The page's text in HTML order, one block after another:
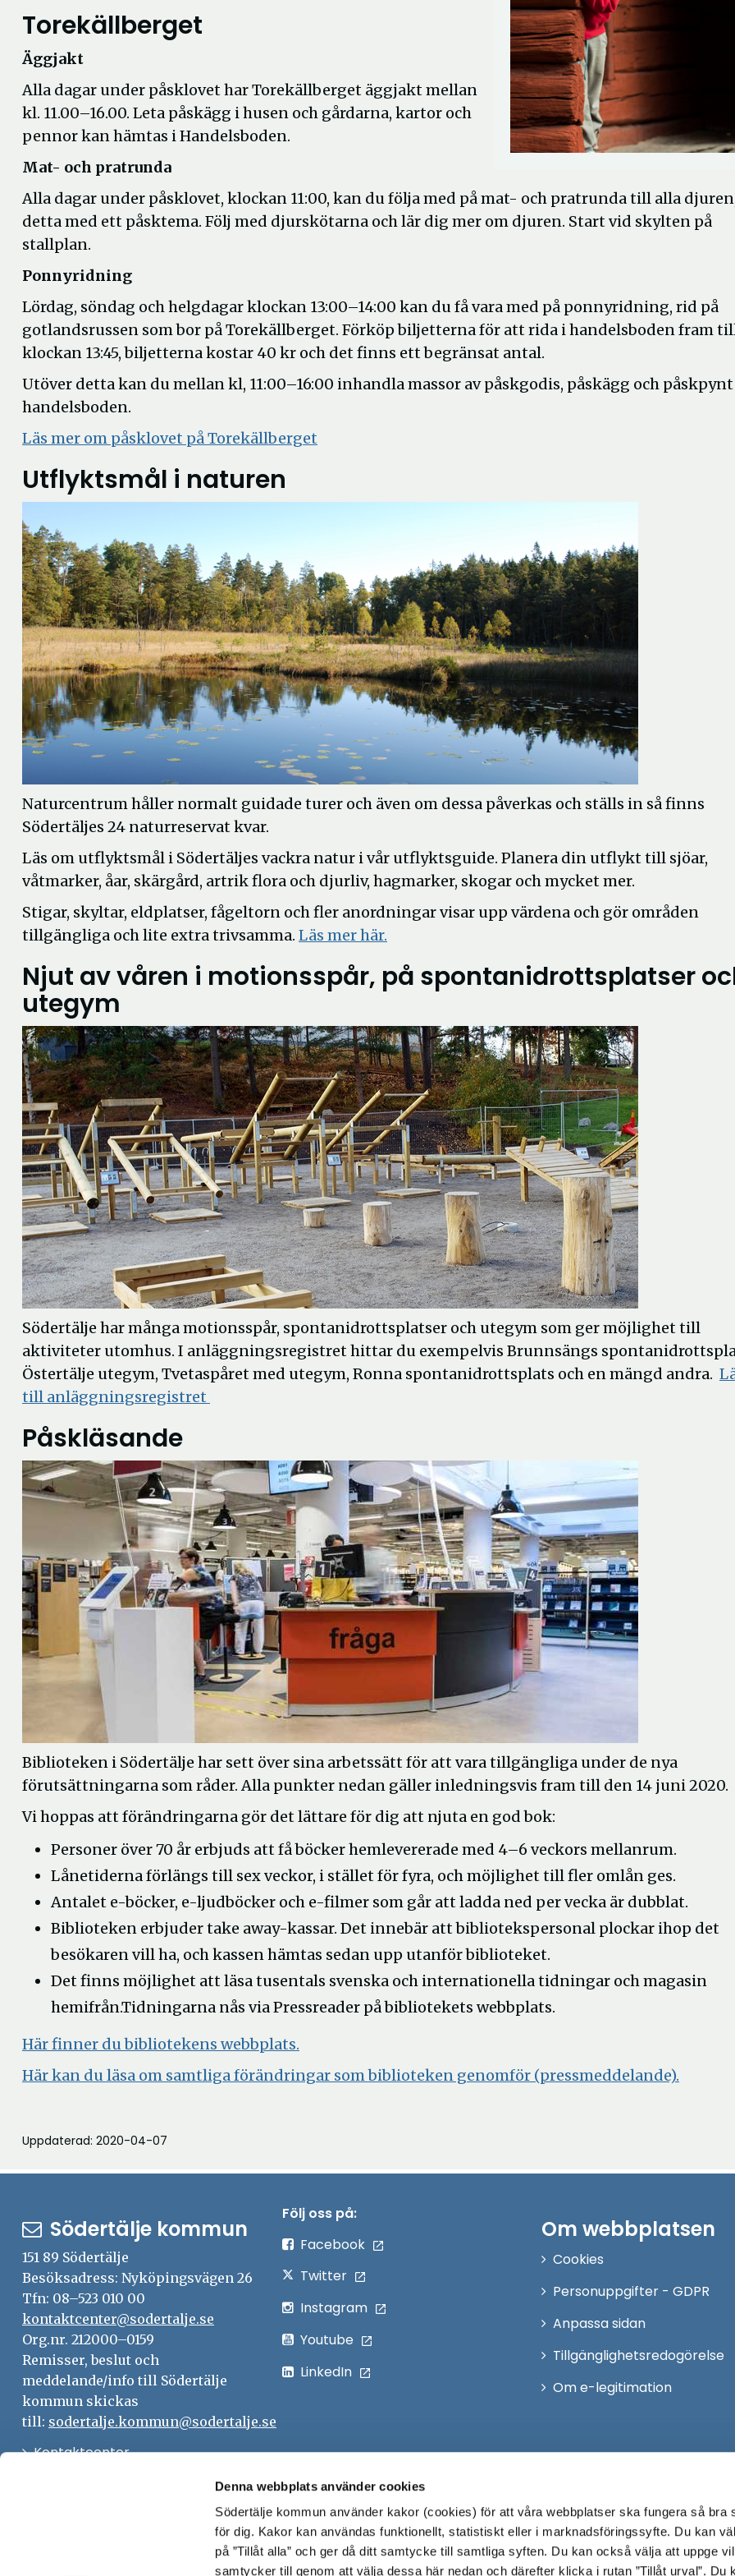
Denna webbplats använder cookies
Södertälje kommun använder kakor (cookies) för att våra webbplatser ska fungera så bra
för dig. Kakor kan användas funktionellt, statistiskt eller i marknadsföringssyfte. Du kan
på ”Tillåt alla” och ger då ditt samtycke till samtliga syften. Du kan också välja att uppge
samtycker till genom att välja dessa här nedan och därefter klicka i rutan ”Tillåt urval”. Du
Torekällberget
Äggjakt
Alla dagar under påsklovet har Torekällberget äggjakt mellan
kl. 11.00–16.00. Leta påskägg i husen och gårdarna, kartor och
pennor kan hämtas i Handelsboden.
Mat- och pratrunda
Alla dagar under påsklovet, klockan 11:00, kan du följa med på mat- och pratrunda till alla
detta med ett påsktema. Följ med djurskötarna och lär dig mer om djuren. Start vid skylten på
stallplan.
Ponnyridning
Lördag, söndag och helgdagar klockan 13:00–14:00 kan du få vara med på ponnyridning, rid på
gotlandsrussen som bor på Torekällberget. Förköp biljetterna för att rida i handelsboden fram
klockan 13:45, biljetterna kostar 40 kr och det finns ett begränsat antal.
Utöver detta kan du mellan kl, 11:00–16:00 inhandla massor av påskgodis, påskägg och
handelsboden.
Läs mer om påsklovet på Torekällberget
Utflyktsmål i naturen
Naturcentrum håller normalt guidade turer och även om dessa påverkas och ställs in så finns
Södertäljes 24 naturreservat kvar.
Läs om utflyktsmål i Södertäljes vackra natur i vår utflyktsguide. Planera din utflykt till sjöar,
våtmarker, åar, skärgård, artrik flora och djurliv, hagmarker, skogar och mycket mer.
Stigar, skyltar, eldplatser, fågeltorn och fler anordningar visar upp värdena och gör områden
tillgängliga och lite extra trivsamma. Läs mer här.
Njut av våren i motionsspår, på spontanidrottsplatser
utegym
Södertälje har många motionsspår, spontanidrottsplatser och utegym som ger möjlighet till
aktiviteter utomhus. I anläggningsregistret hittar du exempelvis Brunnsängs
Östertälje utegym, Tvetaspåret med utegym, Ronna spontanidrottsplats och en mängd andra.
till anläggningsregistret
fönster
Påskläsande
Biblioteken i Södertälje har sett över sina arbetssätt för att vara tillgängliga under de nya
förutsättningarna som råder. Alla punkter nedan gäller inledningsvis fram till den 14 juni 2020.
Vi hoppas att förändringarna gör det lättare för dig att njuta en god bok:
Personer över 70 år erbjuds att få böcker hemlevererade med 4–6 veckors mellanrum.
Lånetiderna förlängs till sex veckor, i stället för fyra, och möjlighet till fler omlån ges.
Antalet e-böcker, e-ljudböcker och e-filmer som går att ladda ned per vecka är dubblat.
Biblioteken erbjuder take away-kassar. Det innebär att bibliotekspersonal plockar ihop det
besökaren vill ha, och kassen hämtas sedan upp utanför biblioteket.
Det finns möjlighet att läsa tusentals svenska och internationella tidningar och magasin
hemifrån.Tidningarna nås via Pressreader på bibliotekets webbplats.
Här finner du bibliotekens webbplats.
Här kan du läsa om samtliga förändringar som biblioteken genomför (pressmeddelande).
Uppdaterad: 2020-04-07
Södertälje kommun
151 89 Södertälje
Besöksadress: Nyköpingsvägen 26
Tfn: 08–523 010 00
kontaktcenter@sodertalje.se
Org.nr. 212000–0159
Remisser, beslut och
meddelande/info till Södertälje
kommun skickas
till: sodertalje.kommun@sodertalje.se
KontaktcenterÖppna
Följ oss på:
Facebook
Twitter
Instagram
Youtube
LinkedIn
Om webbplatsen
Cookies
Personuppgifter - GDPR
Anpassa sidan
Tillgänglighetsredogörelse
Om e-legitimation